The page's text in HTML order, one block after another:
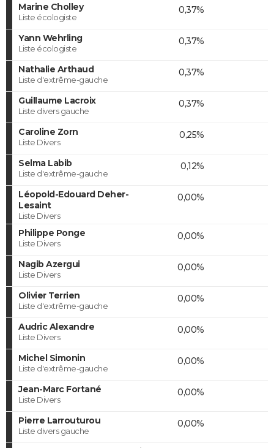
Marine Cholley
Liste écologiste
0,37%
Yann Wehrling
Liste écologiste
0,37%
Nathalie Arthaud
Liste d'extrême-gauche
0,37%
Guillaume Lacroix
Liste divers gauche
0,37%
Caroline Zorn
Liste Divers
0,25%
Selma Labib
Liste d'extrême-gauche
0,12%
Léopold-Edouard Deher-
Lesaint
Liste Divers
0,00%
Philippe Ponge
Liste Divers
0,00%
Nagib Azergui
Liste Divers
0,00%
Olivier Terrien
Liste d'extrême-gauche
0,00%
Audric Alexandre
Liste Divers
0,00%
Michel Simonin
Liste d'extrême-gauche
0,00%
Jean-Marc Fortané
Liste Divers
0,00%
Pierre Larrouturou
Liste divers gauche
0,00%